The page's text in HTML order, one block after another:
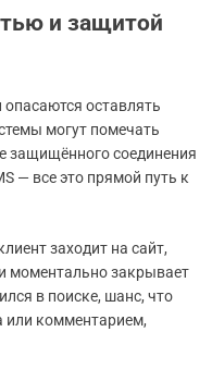
и защитой
оставлять
могут помечать
защищённого соединения
— все это прямой путь к
заходит на сайт,
моментально закрывает
в поиске, шанс, что
или комментарием,